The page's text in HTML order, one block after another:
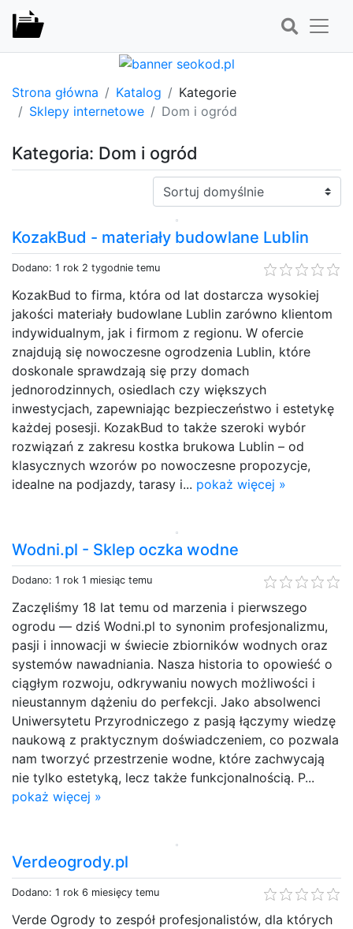
Strona główna Katalog
Kategorie
Sklepy internetowe
Dom i ogród
Kategoria: Dom i ogród
Sortuj:
KozakBud - materiały budowlane Lublin
Dodano: 1 rok 2 tygodnie temu
KozakBud to firma, która od lat dostarcza wysokiej
jakości materiały budowlane Lublin zarówno klientom
indywidualnym, jak i firmom z regionu. W ofercie
znajdują się nowoczesne ogrodzenia Lublin, które
doskonale sprawdzają się przy domach
jednorodzinnych, osiedlach czy większych
inwestycjach, zapewniając bezpieczeństwo i estetykę
każdej posesji. KozakBud to także szeroki wybór
rozwiązań z zakresu kostka brukowa Lublin – od
klasycznych wzorów po nowoczesne propozycje,
idealne na podjazdy, tarasy i... pokaż więcej »
Wodni.pl - Sklep oczka wodne
Dodano: 1 rok 1 miesiąc temu
Zaczęliśmy 18 lat temu od marzenia i pierwszego
ogrodu — dziś Wodni.pl to synonim profesjonalizmu,
pasji i innowacji w świecie zbiorników wodnych oraz
systemów nawadniania. Nasza historia to opowieść o
ciągłym rozwoju, odkrywaniu nowych możliwości i
nieustannym dążeniu do perfekcji. Jako absolwenci
Uniwersytetu Przyrodniczego z pasją łączymy wiedzę
naukową z praktycznym doświadczeniem, co pozwala
nam tworzyć przestrzenie wodne, które zachwycają
nie tylko estetyką, lecz także funkcjonalnością. P...
pokaż więcej »
Verdeogrody.pl
Dodano: 1 rok 6 miesięcy temu
Verde Ogrody to zespół profesjonalistów, dla których